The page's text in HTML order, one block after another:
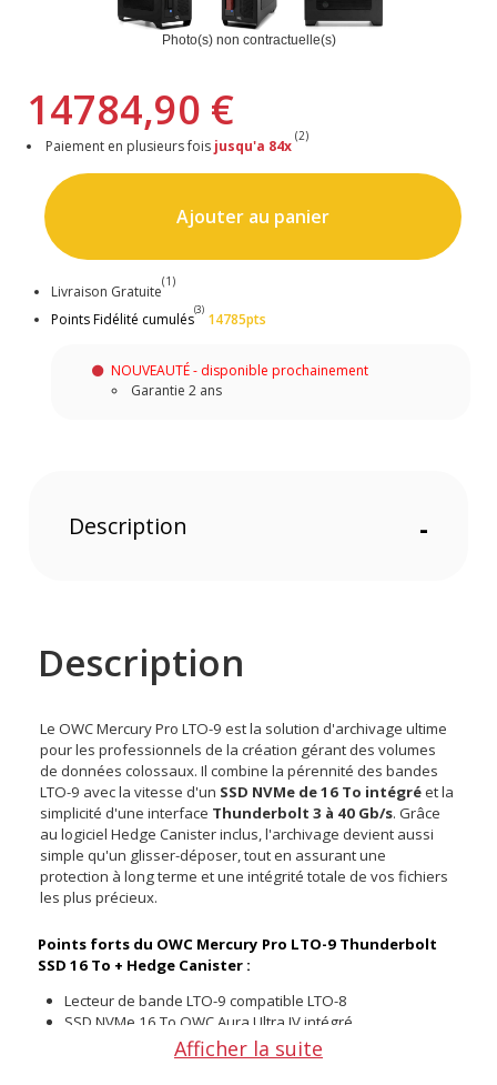
Photo(s) non contractuelle(s)
14784,90 €
Paiement en plusieurs fois jusqu'a 84x
(2)
Ajouter au panier
Livraison Gratuite
(1)
Points Fidélité cumulés
(3)
14785pts
NOUVEAUTÉ - disponible prochainement
Garantie 2 ans
Description -
Description
Le OWC Mercury Pro LTO-9 est la solution d'archivage ultime
pour les professionnels de la création gérant des volumes
de données colossaux. Il combine la pérennité des bandes
LTO-9 avec la vitesse d'un SSD NVMe de 16 To intégréet la
simplicité d'une interface Thunderbolt 3 à 40 Gb/s. Grâce
au logiciel Hedge Canister inclus, l'archivage devient aussi
simple qu'un glisser-déposer, tout en assurant une
protection à long terme et une intégrité totale de vos fichiers
les plus précieux.
Points forts du OWC Mercury Pro LTO-9 Thunderbolt
SSD 16 To + Hedge Canister :
Lecteur de bande LTO-9 compatible LTO-8
SSD NVMe 16 To OWC Aura Ultra IV intégré
Connectivité Thunderbolt 3 (40 Gb/s) avec 85W de charge
Logiciel Hedge Canister inclus pour un archivage intuitif
Afficher la suite